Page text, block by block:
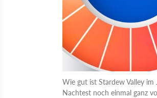
Wie gut ist Stardew Valley
Nachtest noch einmal ganz